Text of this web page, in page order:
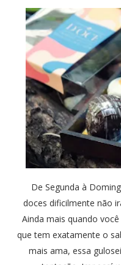
De Segunda à
doces dificilmente não
Ainda mais quando
que tem exatamente o
mais ama, essa